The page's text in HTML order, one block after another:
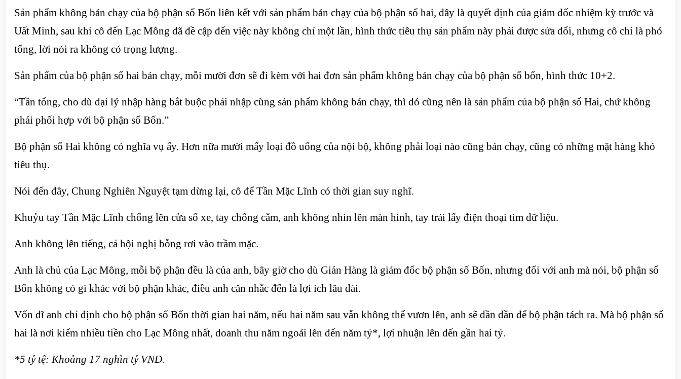
Sản phẩm không bán chạy của bộ phận số Bốn liên kết với sản phẩm bán chạy của bộ phận số hai, đây là quyết định của giám đốc nhiệm kỳ trước và
Uất Minh, sau khi cô đến Lạc Mông đã đề cập đến việc này không chỉ một lần, hình thức tiêu thụ sản phẩm này phải được sửa đổi, nhưng cô chỉ là phó
tổng, lời nói ra không có trọng lượng.
Sản phẩm của bộ phận số hai bán chạy, mỗi mười đơn sẽ đi kèm với hai đơn sản phẩm không bán chạy của bộ phận số bốn, hình thức 10+2.
“Tần tổng, cho dù đại lý nhập hàng bắt buộc phải nhập cùng sản phẩm không bán chạy, thì đó cũng nên là sản phẩm của bộ phận số Hai, chứ không
phải phối hợp với bộ phận số Bốn.”
Bộ phận số Hai không có nghĩa vụ ấy. Hơn nữa mười mấy loại đồ uống của nội bộ, không phải loại nào cũng bán chạy, cũng có những mặt hàng khó
tiêu thụ.
Nói đến đây, Chung Nghiên Nguyệt tạm dừng lại, cô để Tần Mặc Lĩnh có thời gian suy nghĩ.
Khuỷu tay Tần Mặc Lĩnh chống lên cửa sổ xe, tay chống cắm, anh không nhìn lên màn hình, tay trái lấy điện thoại tìm dữ liệu.
Anh không lên tiếng, cả hội nghị bỗng rơi vào trầm mặc.
Anh là chủ của Lạc Mông, mỗi bộ phận đều là của anh, bây giờ cho dù Giản Hàng là giám đốc bộ phận số Bốn, nhưng đối với anh mà nói, bộ phận số
Bốn không có gì khác với bộ phận khác, điều anh cân nhắc đến là lợi ích lâu dài.
Vốn dĩ anh chỉ định cho bộ phận số Bốn thời gian hai năm, nếu hai năm sau vẫn không thể vươn lên, anh sẽ dần dần để bộ phận tách ra. Mà bộ phận số
hai là nơi kiếm nhiều tiền cho Lạc Mông nhất, doanh thu năm ngoái lên đến năm tỷ*, lợi nhuận lên đến gần hai tỷ.
*5 tỷ tệ: Khoảng 17 nghìn tỷ VNĐ.